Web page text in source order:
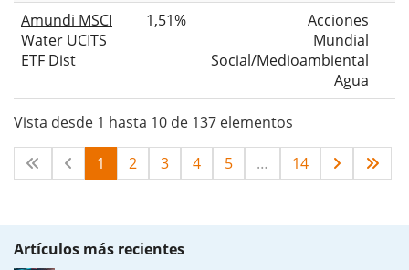
Amundi MSCI
Water UCITS
ETF Dist
1,51%
Acciones
Mundial
Social/Medioambiental
Agua
Vista desde 1 hasta 10 de 137 elementos
1 2 3 4 5 … 14
Artículos más recientes